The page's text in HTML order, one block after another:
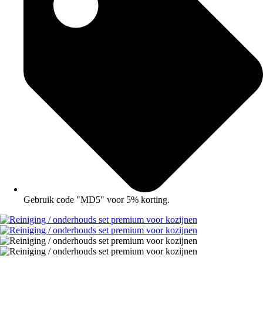
Gebruik code "MD5" voor 5% korting.